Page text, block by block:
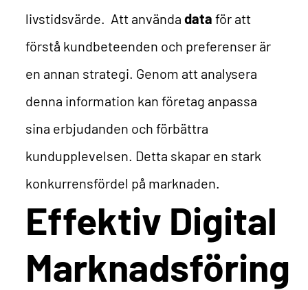
livstidsvärde.
Att användadata för att
förstå kundbeteenden och preferenser är
en annan strategi. Genom att analysera
denna information kan företag anpassa
sina erbjudanden och förbättra
kundupplevelsen. Detta skapar en stark
konkurrensfördel på marknaden.
Effektiv Digital
Marknadsföring